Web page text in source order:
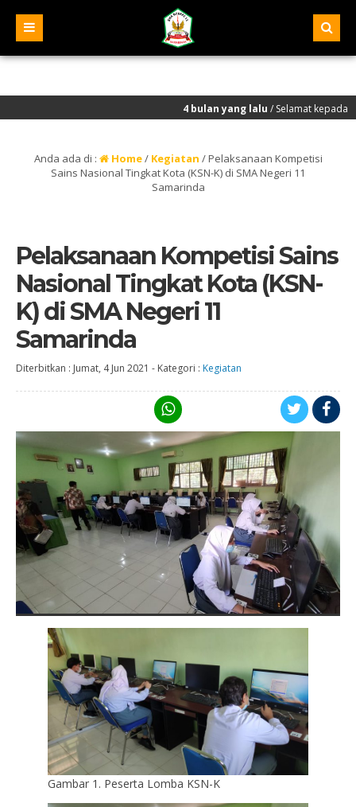
4 bulan yang lalu/ Selamat kepada seluruh murid
Anda ada di : Home/ Kegiatan /Pelaksanaan Kompetisi
Sains Nasional Tingkat Kota (KSN-K) di SMA Negeri 11
Samarinda
Pelaksanaan Kompetisi Sains
Nasional Tingkat Kota (KSN-
K) di SMA Negeri 11
Samarinda
Diterbitkan : Jumat, 4 Jun 2021 - Kategori : Kegiatan
Gambar 1. Peserta Lomba KSN-K